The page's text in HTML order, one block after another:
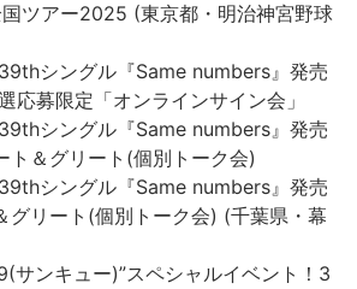
ツアー2025 (東京都・明治神宮野球
シングル『Same numbers』発売
応募限定「オンラインサイン会」
シングル『Same numbers』発売
ト＆グリート(個別トーク会)
シングル『Same numbers』発売
グリート(個別トーク会) (千葉県・幕
サンキュー)”スペシャルイベント！3